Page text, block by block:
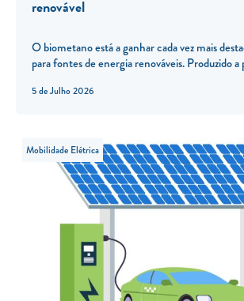
5 de Julho 2026
renovável
O biometano está a ganhar cada vez mais
para fontes de energia renováveis. Produzido a
Mobilidade Elétrica